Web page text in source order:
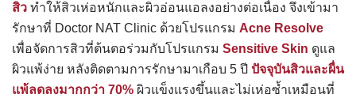
สิว ทำให้สิวเห่อหนักและผิวอ่อนแอลงอย่างต่อเนื่อง จึงเข้ามา
รักษาที่ Doctor NAT Clinic ด้วยโปรแกรม Acne Resolve
เพื่อจัดการสิวที่ต้นตอร่วมกับโปรแกรม Sensitive Skin ดูแล
ผิวแพ้ง่าย หลังติดตามการรักษามาเกือบ 5 ปี ปัจจุบันสิวและผื่น
แพ้ลดลงมากกว่า 70% ผิวแข็งแรงขึ้นและไม่เห่อซ้ำเหมือนที่